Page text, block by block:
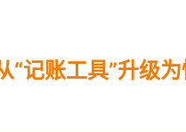
记账工具”升级为